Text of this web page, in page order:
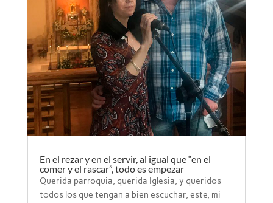
En el rezar y en el servir, al igual que “en el
comer y el rascar”, todo es empezar
Querida parroquia, querida Iglesia, y queridos
todos los que tengan a bien escuchar, este, mi